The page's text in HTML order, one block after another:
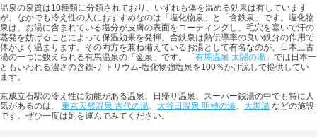
温泉の泉質は10種類に分類されており、いずれも体を温める効果は有しています
が、なかでも冷え性の人におすすめなのは「塩化物泉」と「含鉄泉」です。塩化物
泉は、お湯に含まれている塩分が皮膚の表面をコーティングし、毛穴を塞いで汗の
蒸発を妨げることによって保温効果を発揮。含鉄泉は熱伝導率の良い鉄分の作用で
体がよく温まります。その両方を兼ね備えているお湯として有名なのが、日本三古
湯の一つに数えられる有馬温泉の「金泉」です。
「有馬温泉 太閤の湯」 では日本一
ともいわれる濃さの含鉄-ナトリウム-塩化物強塩泉を100％かけ流しで提供してい
ます。
京成立石駅の冷え性に効能がある温泉、日帰り温泉、スーパー銭湯の中でも特に人
気があるのは、 東京天然温泉 古代の湯、 大谷田温泉 明神の湯、 大黒湯 などの施設
です。ぜひ一度は足を運んでみてください。